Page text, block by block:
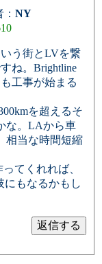
NY
う街とLVを繋
ね。Brightline
工事が始まる
を超えるそ
な。LAから車
相当な時間短縮
てくれれば、
もなるかもし